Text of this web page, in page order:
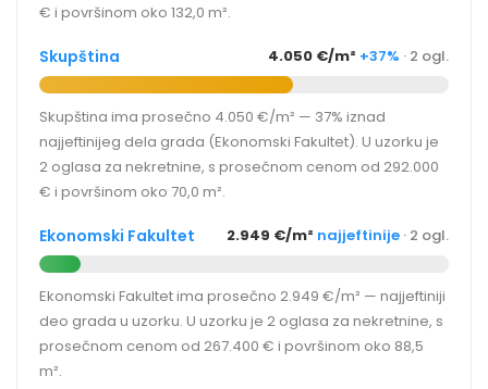
€ i površinom oko 132,0 m².
Skupština 4.050 €/m² +37% · 2 ogl.
Skupština ima prosečno 4.050 €/m² — 37% iznad
najjeftinijeg dela grada (Ekonomski Fakultet). U uzorku je
2 oglasa za nekretnine, s prosečnom cenom od 292.000
€ i površinom oko 70,0 m².
Ekonomski Fakultet 2.949 €/m² najjeftinije · 2 ogl.
Ekonomski Fakultet ima prosečno 2.949 €/m² — najjeftiniji
deo grada u uzorku. U uzorku je 2 oglasa za nekretnine, s
prosečnom cenom od 267.400 € i površinom oko 88,5
m².